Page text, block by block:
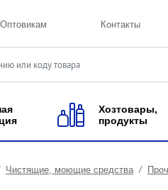
Оптовикам Контакты
Хозтовары,
продукты
Чистящие, моющие средства